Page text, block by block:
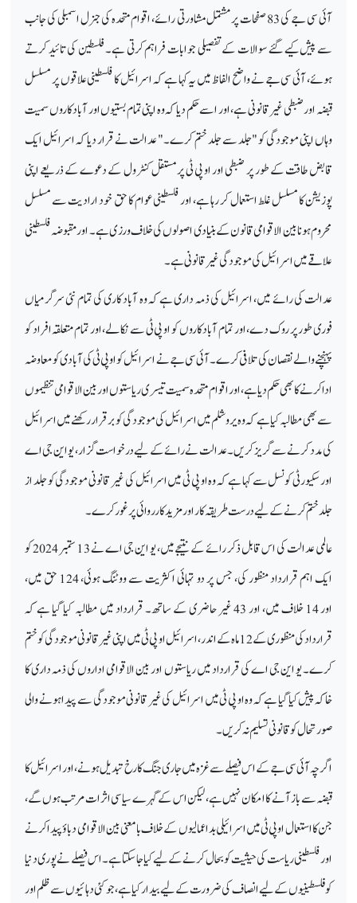
آئی سی جے کی 83 صفحات پر مشتمل مشاورتی رائے، اقوام متحدہ کی جنرل اسمبلی کی جانب
سے پیش کیے گئے سوالات کے تفصیلی جوابات فراہم کرتی ہے۔ فلسطین کی تائید کرتے
ہوئے، آئی سی جے نے واضح الفاظ میں یہ کہا ہے کہ اسرائیل کا فلسطینی علاقوں پر مسلسل
قبضہ اور ضبطی غیر قانونی ہے، اور اسے حکم دیا کہ وہ اپنی تمام بستیوں اور آباد کاروں سمیت
وہاں اپنی موجودگی کو "جلد سے جلد ختم کرے۔" عدالت نے قرار دیا کہ اسرائیل ایک
قابض طاقت کے طور پر ضبطی اور او پی ٹی پر مستقل کنٹرول کے دعوے کے ذریعے اپنی
پوزیشن کا مسلسل غلط استعمال کر رہا ہے، اور فلسطینی عوام کا حق خود ارادیت سے مسلسل
محروم ہونا بین الاقوامی قانون کے بنیادی اصولوں کی خلاف ورزی ہے۔ اور مقبوضہ فلسطینی
علاقے میں اسرائیل کی موجودگی غیر قانونی ہے۔
عدالت کی رائے میں، اسرائیل کی ذمہ داری ہے کہ وہ آباد کاری کی تمام نئی سرگرمیاں
فوری طور پر روک دے، اور تمام آباد کاروں کو او پی ٹی سے نکالے، اور تمام متعلقہ افراد کو
پہنچنے والے نقصان کی تلافی کرے۔ آئی سی جے نے اسرائیل کو او پی ٹی کی آبادی کو معاوضہ
ادا کرنے کا بھی حکم دیا ہے، اور اقوام متحدہ سمیت تیسری ریاستوں اور بین الاقوامی تنظیموں
سے بھی مطالبہ کیا ہے کہ وہ یروشلم میں اسرائیل کی موجودگی کو برقرار رکھنے میں اسرائیل
کی مدد کرنے سے گریز کریں۔ عدالت نے رائے کے لیے درخواست گزار، یو این جی اے
اور سکیورٹی کونسل سے کہا ہے کہ وہ او پی ٹی میں اسرائیل کی غیر قانونی موجودگی کو جلد از
جلد ختم کرنے کے لیے درست طریقہ کار اور مزید کارروائی پر غور کرے۔
عالمی عدالت کی اس قابل ذکر رائے کے نتیجے میں، یو این جی اے نے 13 ستمبر 2024 کو
ایک اہم قرارداد منظور کی، جس پر دو تہائی اکثریت سے ووٹنگ ہوئی، 124 حق میں،
اور 14 خلاف میں، اور 43 غیر حاضری کے ساتھ۔ قرارداد میں مطالبہ کیا گیا ہے کہ
قرارداد کی منظوری کے 12 ماہ کے اندر، اسرائیل او پی ٹی میں اپنی غیر قانونی موجودگی کو ختم
کرے۔ یو این جی اے کی قرارداد میں ریاستوں اور بین الاقوامی اداروں کی ذمہ داری کا
خاکہ پیش کیا گیا ہے کہ وہ او پی ٹی میں اسرائیل کی غیر قانونی موجودگی سے پیدا ہونے والی
صورتحال کو قانونی تسلیم نہ کریں۔
اگرچہ آئی سی جے کے اس فیصلے سے غزہ میں جاری جنگ کا رخ تبدیل ہونے، اور اسرائیل کا
قبضہ سے باز آنے کا امکان نہیں ہے، لیکن اس کے گہرے سیاسی اثرات مرتب ہوں گے،
جن کا استعمال او پی ٹی میں اسرائیلی بداعمالیوں کے خلاف بامعنی بین الاقوامی دباؤ پیدا کرنے
اور فلسطینی ریاست کی حیثیت کو بحال کرنے کے لیے کیا جا سکتا ہے۔ اس فیصلے نے پوری دنیا
کو فلسطینیوں کے لیے انصاف کی ضرورت کے لیے بیدار کیا ہے، جو کئی دہائیوں سے ظلم اور